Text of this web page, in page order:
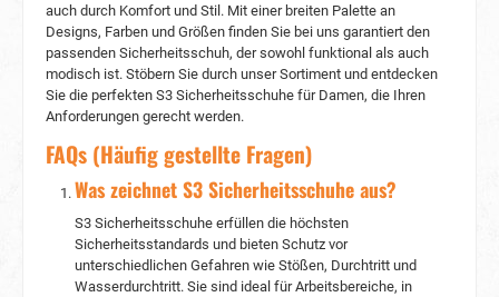
auch durch Komfort und Stil. Mit einer breiten Palette an
Designs, Farben und Größen finden Sie bei uns garantiert den
passenden Sicherheitsschuh, der sowohl funktional als auch
modisch ist. Stöbern Sie durch unser Sortiment und entdecken
Sie die perfekten S3 Sicherheitsschuhe für Damen, die Ihren
Anforderungen gerecht werden.
FAQs (Häufig gestellte Fragen)
Was zeichnet S3 Sicherheitsschuhe aus?
S3 Sicherheitsschuhe erfüllen die höchsten
Sicherheitsstandards und bieten Schutz vor
unterschiedlichen Gefahren wie Stößen, Durchtritt und
Wasserdurchtritt. Sie sind ideal für Arbeitsbereiche, in